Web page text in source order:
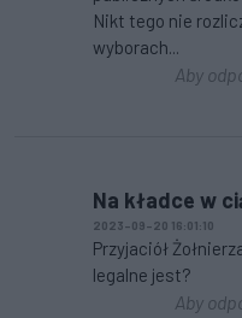
Nikt tego nie
wyborach...
Aby
Na kładce w
2023-09-20 16:01:10
Przyjaciół
legalne jest?
Aby